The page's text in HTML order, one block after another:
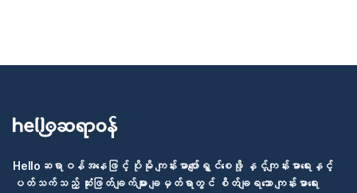
Helloဆရာဝန်အနေဖြင့် ပိုမို ကျန်းမာပျော်ရွှင်စေဖို့ နှင့်ကျန်းမာရေးနှင့်
ပတ်သက်သည့် ဆုံးဖြတ်ချက်များ ချမှတ်ရာတွင် စိတ်ချရသော ကျန်းမာရေး